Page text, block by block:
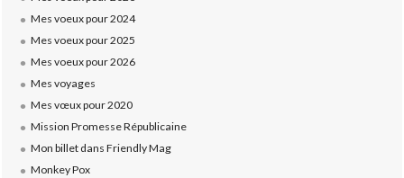
Mes voeux pour 2024
Mes voeux pour 2025
Mes voeux pour 2026
Mes voyages
Mes vœux pour 2020
Mission Promesse Républicaine
Mon billet dans Friendly Mag
Monkey Pox